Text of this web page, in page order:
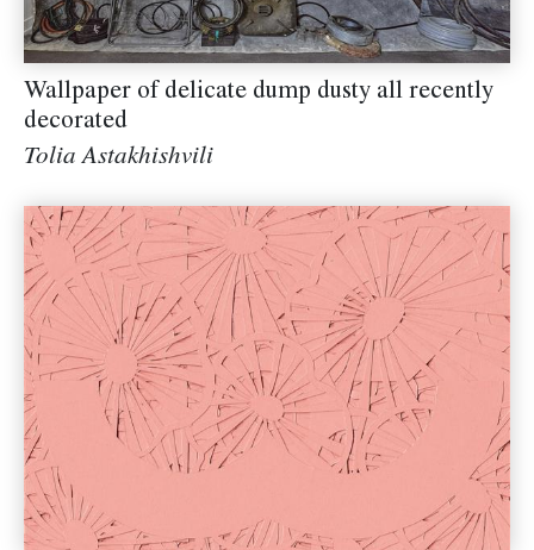
Wallpaper of delicate dump dusty all recently
decorated
Tolia Astakhishvili